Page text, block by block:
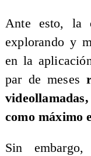
Ante esto, la
explorando y
en la
par de meses
videollamadas,
como máximo
Sin